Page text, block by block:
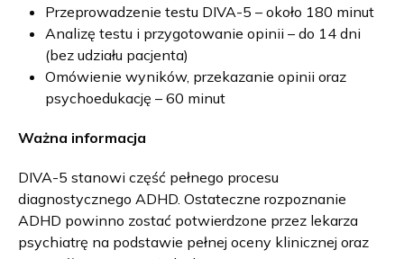
Przeprowadzenie testu DIVA-5 – około 180 minut
Analizę testu i przygotowanie opinii – do 14 dni
(bez udziału pacjenta)
Omówienie wyników, przekazanie opinii oraz
psychoedukację – 60 minut
Ważna informacja
DIVA-5 stanowi część pełnego procesu
diagnostycznego ADHD. Ostateczne rozpoznanie
ADHD powinno zostać potwierdzone przez lekarza
psychiatrę na podstawie pełnej oceny klinicznej oraz